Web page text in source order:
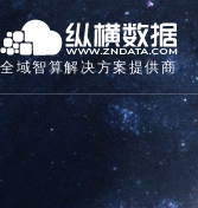
全域智算解决方案提供商